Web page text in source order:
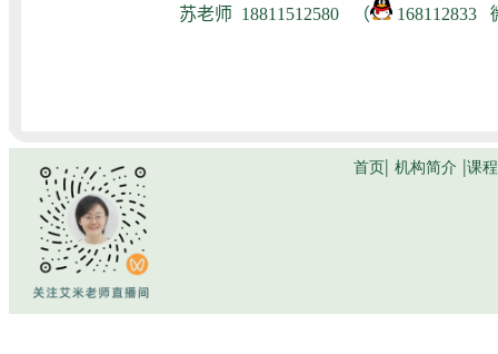
苏老师 18811512580 （ 168112833